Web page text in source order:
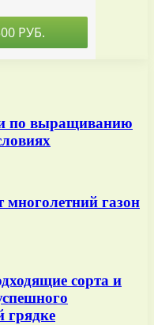
по выращиванию
газон
сорта и
грядке